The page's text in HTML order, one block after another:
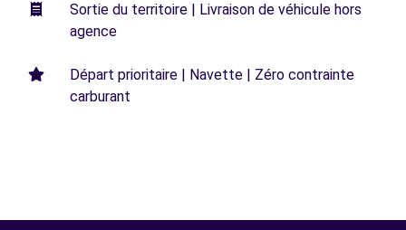
Sortie du territoire | Livraison de véhicule hors
agence
Départ prioritaire | Navette | Zéro contrainte
carburant